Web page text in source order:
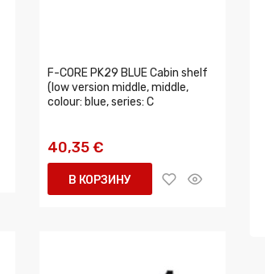
F-CORE PK29 BLUE Cabin shelf
(low version middle, middle,
colour: blue, series: C
40,35 €
В КОРЗИНУ